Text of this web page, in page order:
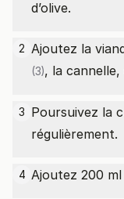
d’olive.
2 Ajoutez la
(3), la
3 Poursuivez la
régulièrement.
4 Ajoutez 200 ml